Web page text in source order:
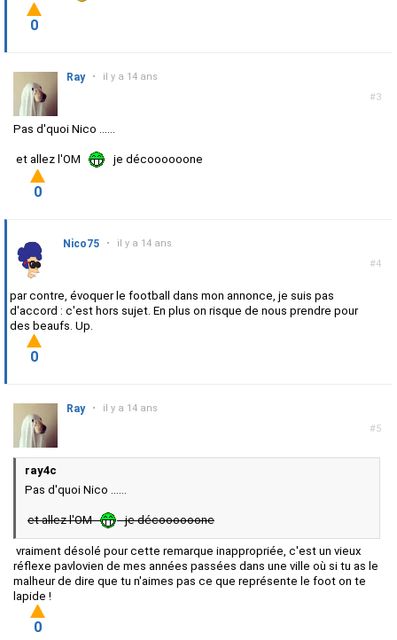
0
#3
Ray • il y a 14 ans
Pas d'quoi Nico ......
et allez l'OM je décoooooone
0
#4
Nico75 • il y a 14 ans
par contre, évoquer le football dans mon annonce, je suis pas
d'accord : c'est hors sujet. En plus on risque de nous prendre pour
des beaufs. Up.
0
#5
Ray • il y a 14 ans
ray4c
Pas d'quoi Nico ......
et allez l'OM je décoooooone
vraiment désolé pour cette remarque inappropriée, c'est un vieux
réflexe pavlovien de mes années passées dans une ville où si tu as le
malheur de dire que tu n'aimes pas ce que représente le foot on te
lapide !
0